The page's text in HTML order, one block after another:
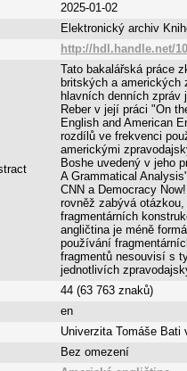
2025-01-02
Elektronický archiv
http://hdl.handle.net/
Tato bakalářská práce
britských a amerických
hlavních denních zpráv
Reber v její práci "On
English and American
rozdílů ve frekvenci
americkými
Boshe uvedený v jeho
A Grammatical
CNN a Democracy
rovněž zabývá
fragmentárních
angličtina je méně
používání
fragmentů nesouvisí s
jednotlivích
44 (63 763 znaků)
en
Univerzita Tomáše Bati
Bez omezení